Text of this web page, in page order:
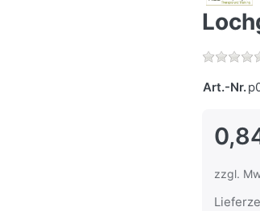
Art.-Nr.
zzgl.